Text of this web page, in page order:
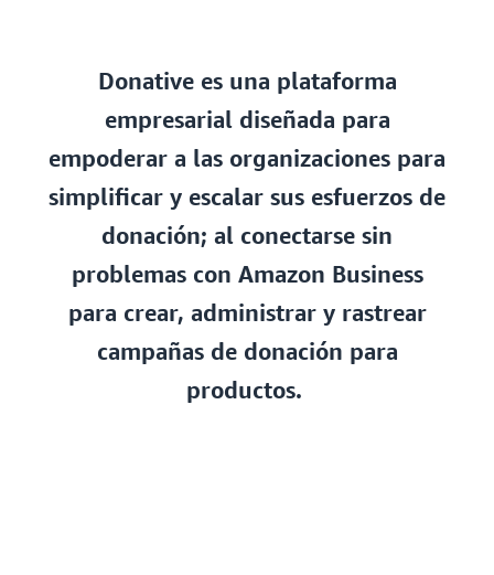
Donative es una plataforma
empresarial diseñada para
empoderar a las organizaciones para
simplificar y escalar sus esfuerzos de
donación; al conectarse sin
problemas con Amazon Business
para crear, administrar y rastrear
campañas de donación para
productos.